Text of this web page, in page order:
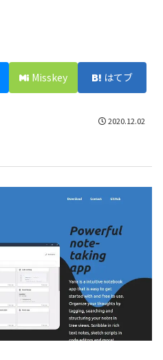
Misskey はてブ
2020.12.02